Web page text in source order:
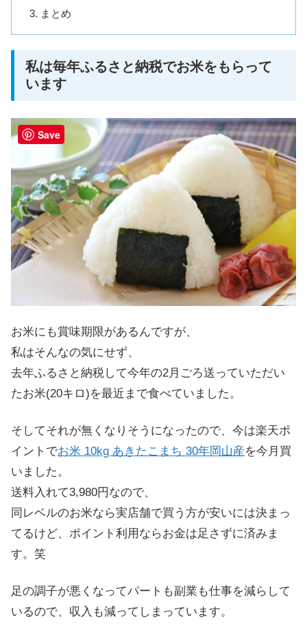
まとめ
私は毎年ふるさと納税でお米をもらって
います
お米にも賞味期限があるんですが、
私はそんなの気にせず、
去年ふるさと納税して今年の2月ごろ送っていただい
たお米(20キロ)を最近まで食べていました。
そしてそれが無くなりそうになったので、今は楽天ポ
イントでお米 10kg あきたこまち 30年岡山産を今月買
いました。
送料入れて3,980円なので、
同レベルのお米なら実店舗で買う方が安いには決まっ
てるけど、ポイント利用ならお金は足さずに済みま
す。笑
足の調子が悪くなってパートも副業も仕事を減らして
いるので、収入も減ってしまっています。
Save